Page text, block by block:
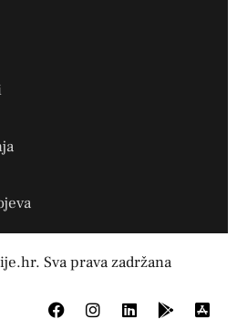
Sva prava zadržana